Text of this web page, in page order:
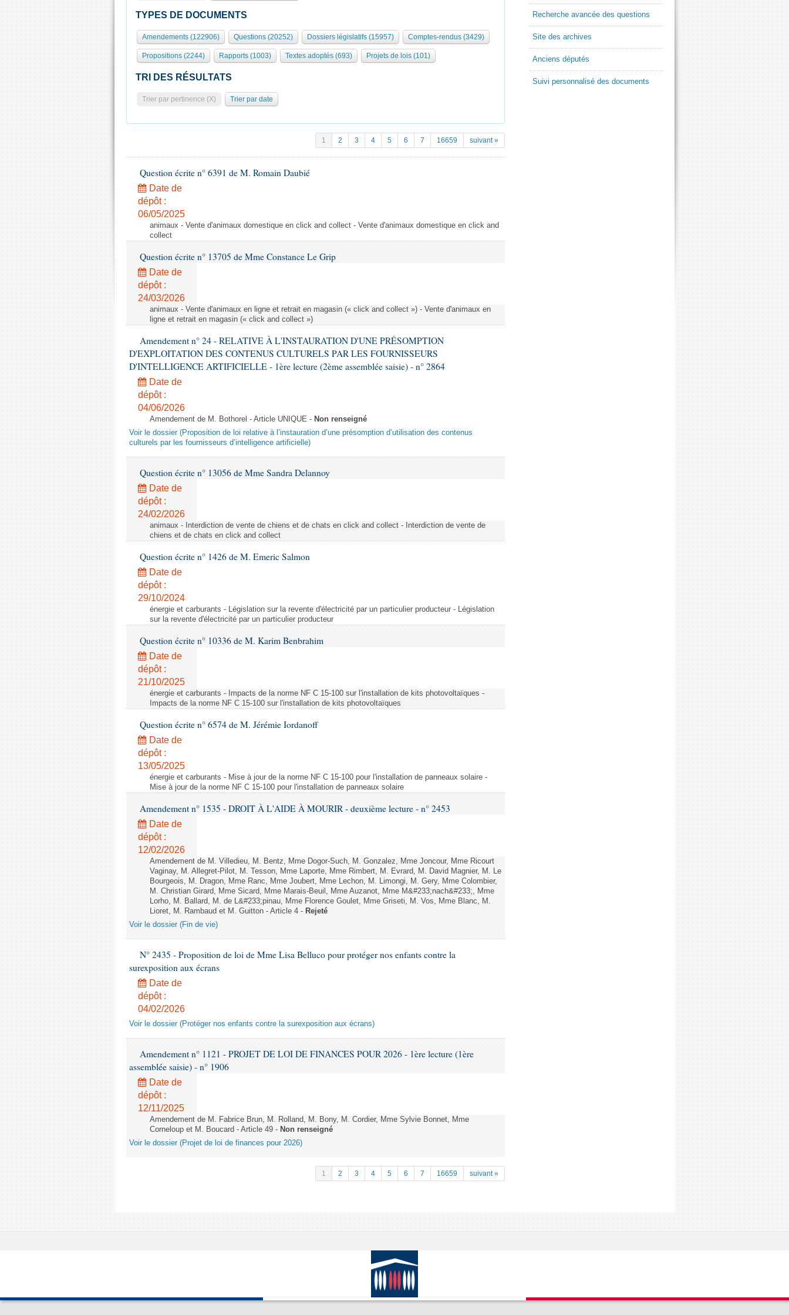
TYPES DE DOCUMENTS
Amendements (122906) Questions (20252) Dossiers législatifs (15957) Comptes-rendus (3429)
Propositions (2244) Rapports (1003) Textes adoptés (693) Projets de lois (101)
TRI DES RÉSULTATS
Trier par pertinence (X) Trier par date
1 2 3 4 5 6 7 16659 suivant »
Question écrite n° 6391 de M. Romain Daubié
Date de
dépôt :
06/05/2025
animaux - Vente d'animaux domestique en click and collect - Vente d'animaux domestique en click and
collect
Question écrite n° 13705 de Mme Constance Le Grip
Date de
dépôt :
24/03/2026
animaux - Vente d'animaux en ligne et retrait en magasin (« click and collect ») - Vente d'animaux en
ligne et retrait en magasin (« click and collect »)
Amendement n° 24 - RELATIVE À L'INSTAURATION D'UNE PRÉSOMPTION
D'EXPLOITATION DES CONTENUS CULTURELS PAR LES FOURNISSEURS
D'INTELLIGENCE ARTIFICIELLE - 1ère lecture (2ème assemblée saisie) - n° 2864
Date de
dépôt :
04/06/2026
Amendement de M. Bothorel - Article UNIQUE - Non renseigné
Voir le dossier (Proposition de loi relative à l’instauration d’une présomption d’utilisation des contenus
culturels par les fournisseurs d’intelligence artificielle)
Question écrite n° 13056 de Mme Sandra Delannoy
Date de
dépôt :
24/02/2026
animaux - Interdiction de vente de chiens et de chats en click and collect - Interdiction de vente de
chiens et de chats en click and collect
Question écrite n° 1426 de M. Emeric Salmon
Date de
dépôt :
29/10/2024
énergie et carburants - Législation sur la revente d'électricité par un particulier producteur - Législation
sur la revente d'électricité par un particulier producteur
Question écrite n° 10336 de M. Karim Benbrahim
Date de
dépôt :
21/10/2025
énergie et carburants - Impacts de la norme NF C 15-100 sur l'installation de kits photovoltaïques -
Impacts de la norme NF C 15-100 sur l'installation de kits photovoltaïques
Question écrite n° 6574 de M. Jérémie Iordanoff
Date de
dépôt :
13/05/2025
énergie et carburants - Mise à jour de la norme NF C 15-100 pour l'installation de panneaux solaire -
Mise à jour de la norme NF C 15-100 pour l'installation de panneaux solaire
Amendement n° 1535 - DROIT À L'AIDE À MOURIR - deuxième lecture - n° 2453
Date de
dépôt :
12/02/2026
Amendement de M. Villedieu, M. Bentz, Mme Dogor-Such, M. Gonzalez, Mme Joncour, Mme Ricourt
Vaginay, M. Allegret-Pilot, M. Tesson, Mme Laporte, Mme Rimbert, M. Evrard, M. David Magnier, M. Le
Bourgeois, M. Dragon, Mme Ranc, Mme Joubert, Mme Lechon, M. Limongi, M. Gery, Mme Colombier,
M. Christian Girard, Mme Sicard, Mme Marais-Beuil, Mme Auzanot, Mme M&#233;nach&#233;, Mme
Lorho, M. Ballard, M. de L&#233;pinau, Mme Florence Goulet, Mme Griseti, M. Vos, Mme Blanc, M.
Lioret, M. Rambaud et M. Guitton - Article 4 - Rejeté
Voir le dossier (Fin de vie)
N° 2435 - Proposition de loi de Mme Lisa Belluco pour protéger nos enfants contre la
surexposition aux écrans
Date de
dépôt :
04/02/2026
Voir le dossier (Protéger nos enfants contre la surexposition aux écrans)
Amendement n° 1121 - PROJET DE LOI DE FINANCES POUR 2026 - 1ère lecture (1ère
assemblée saisie) - n° 1906
Date de
dépôt :
12/11/2025
Amendement de M. Fabrice Brun, M. Rolland, M. Bony, M. Cordier, Mme Sylvie Bonnet, Mme
Corneloup et M. Boucard - Article 49 - Non renseigné
Voir le dossier (Projet de loi de finances pour 2026)
1 2 3 4 5 6 7 16659 suivant »
Recherche avancée des questions
Site des archives
Anciens députés
Suivi personnalisé des documents